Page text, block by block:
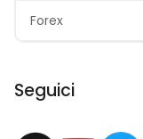
Forex
Seguici